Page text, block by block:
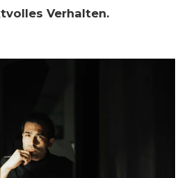
Verhalten.